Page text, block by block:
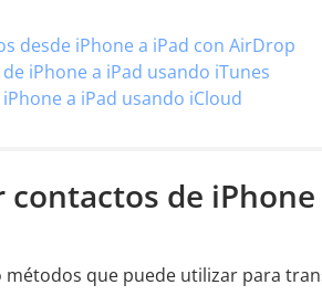
desde iPhone a iPad con AirDrop
iPhone a iPad usando iTunes
a iPad usando iCloud
de iPhone
métodos que puede utilizar para